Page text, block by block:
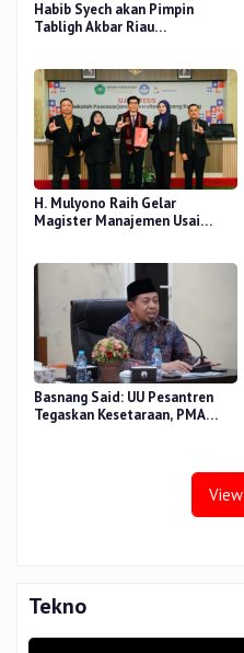
Habib Syech akan Pimpin
Tabligh Akbar Riau
H. Mulyono Raih Gelar
Magister Manajemen Usai
Basnang Said: UU Pesantren
Tegaskan Kesetaraan, PMA
Tekno